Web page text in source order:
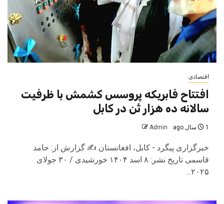
اقتصادی
افتتاح فابریکه پروسس کشمش با ظرفیت
سالانه ده هزار تُن در کابل
1 سال ago Admin
خبرگزاری پیگرد - کابل، افغانستان ✍️ گزارش از: حامد
قاسمی تاریخ نشر: ۸ اسد ۱۴۰۴ خورشیدی / ۳۰ جولای
۲۰۲۵...